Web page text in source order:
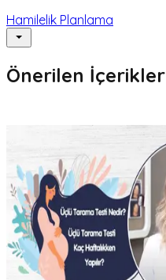
Hamilelik Planlama
Önerilen İçerikler